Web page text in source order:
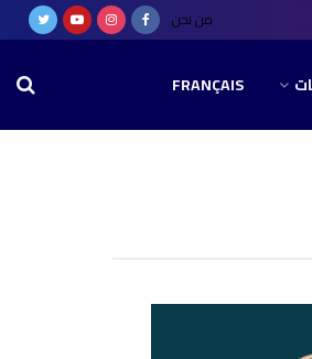
من نحن
FRANÇAIS